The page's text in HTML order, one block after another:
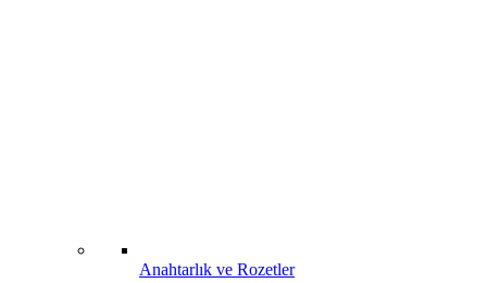
Anahtarlık ve Rozetler